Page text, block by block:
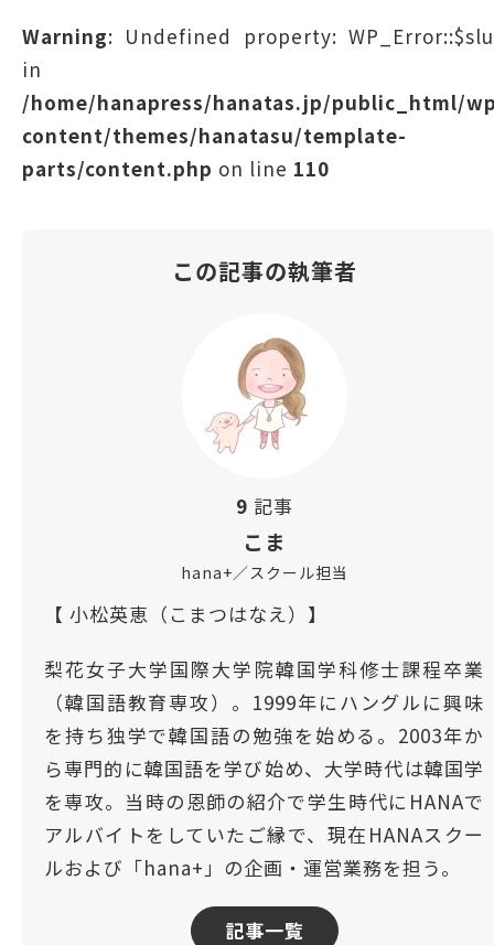
Warning: Undefined property:
in
/home/hanapress/hanatas.jp/public_html/
content/themes/hanatasu/template-
parts/content.php on line 110
この記事の執筆者
9 記事
こま
hana+／スクール担当
【 小松英恵（こまつはなえ）】
梨花女子大学国際大学院韓国学科修士課程卒業
（韓国語教育専攻）。1999年にハングルに興味
を持ち独学で韓国語の勉強を始める。2003年か
ら専門的に韓国語を学び始め、大学時代は韓国学
を専攻。当時の恩師の紹介で学生時代にHANAで
アルバイトをしていたご縁で、現在HANAスクー
ルおよび「hana+」の企画・運営業務を担う。
記事一覧